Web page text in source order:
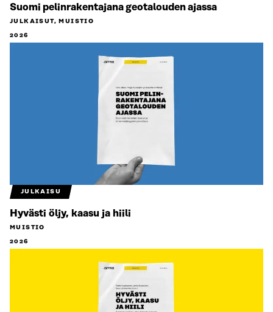
Suomi pelinrakentajana geotalouden ajassa
JULKAISUT, MUISTIO
2026
JULKAISU
Hyvästi öljy, kaasu ja hiili
MUISTIO
2026